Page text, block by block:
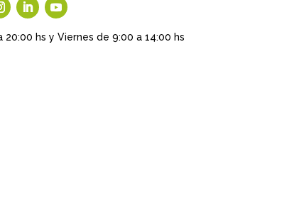
20:00 hs y Viernes de 9:00 a 14:00 hs